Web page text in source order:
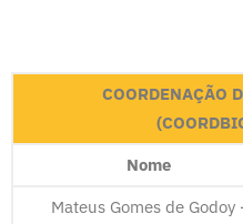
COORDENAÇÃO
Nome
Mateus Gomes de Godoy